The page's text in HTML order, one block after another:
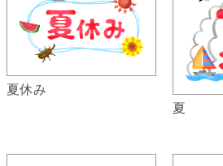
夏休み
夏